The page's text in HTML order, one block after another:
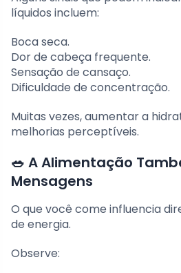
líquidos incluem:
Boca seca.
Dor de cabeça frequente.
Sensação de cansaço.
Dificuldade de concentração.
Muitas vezes, aumentar a
melhorias perceptíveis.
🥗 A Alimentação
Mensagens
O que você come influencia
de energia.
Observe: